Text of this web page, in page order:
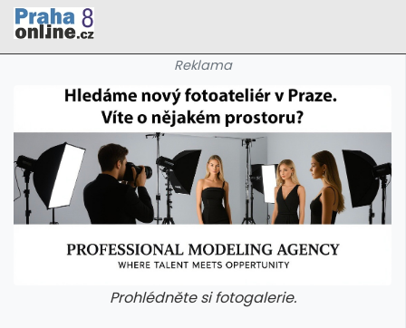
Reklama
Prohlédněte si fotogalerie.